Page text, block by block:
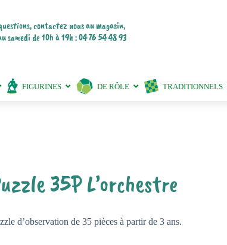
contactez nous au magasin,
samedi de 10h à 19h : 04 76 54 48 93
FIGURINES DE RÔLE TRADITIONNELS
35P L’orchestre
d’observation de 35 pièces à partir de 3 ans.